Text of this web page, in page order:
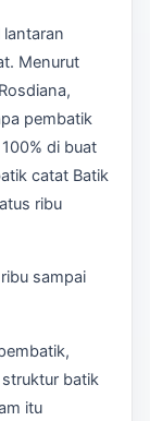
Menurut
pembatik
di buat
catat Batik
ribu
sampai
batik
itu